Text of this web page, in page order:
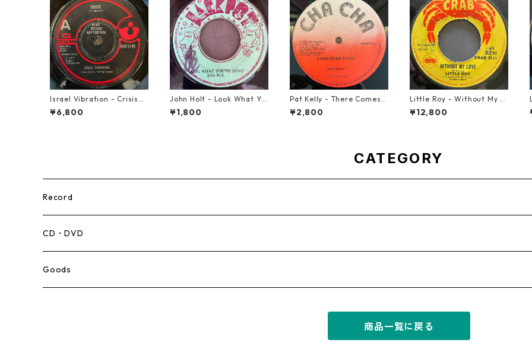
Israel Vibration - Crisis
【7-21895】
¥6,800
John Holt - Look What Yo
u've Done【7-21817】
¥1,800
Pat Kelly - There Comes A
Time【12-50057】
¥2,800
Little Roy - Without My L
ove【7-21990】
¥12,800
CATEGORY
Record
Mento,Calypso,Ballad
Ska
CD・DVD
Goods
商品一覧に戻る